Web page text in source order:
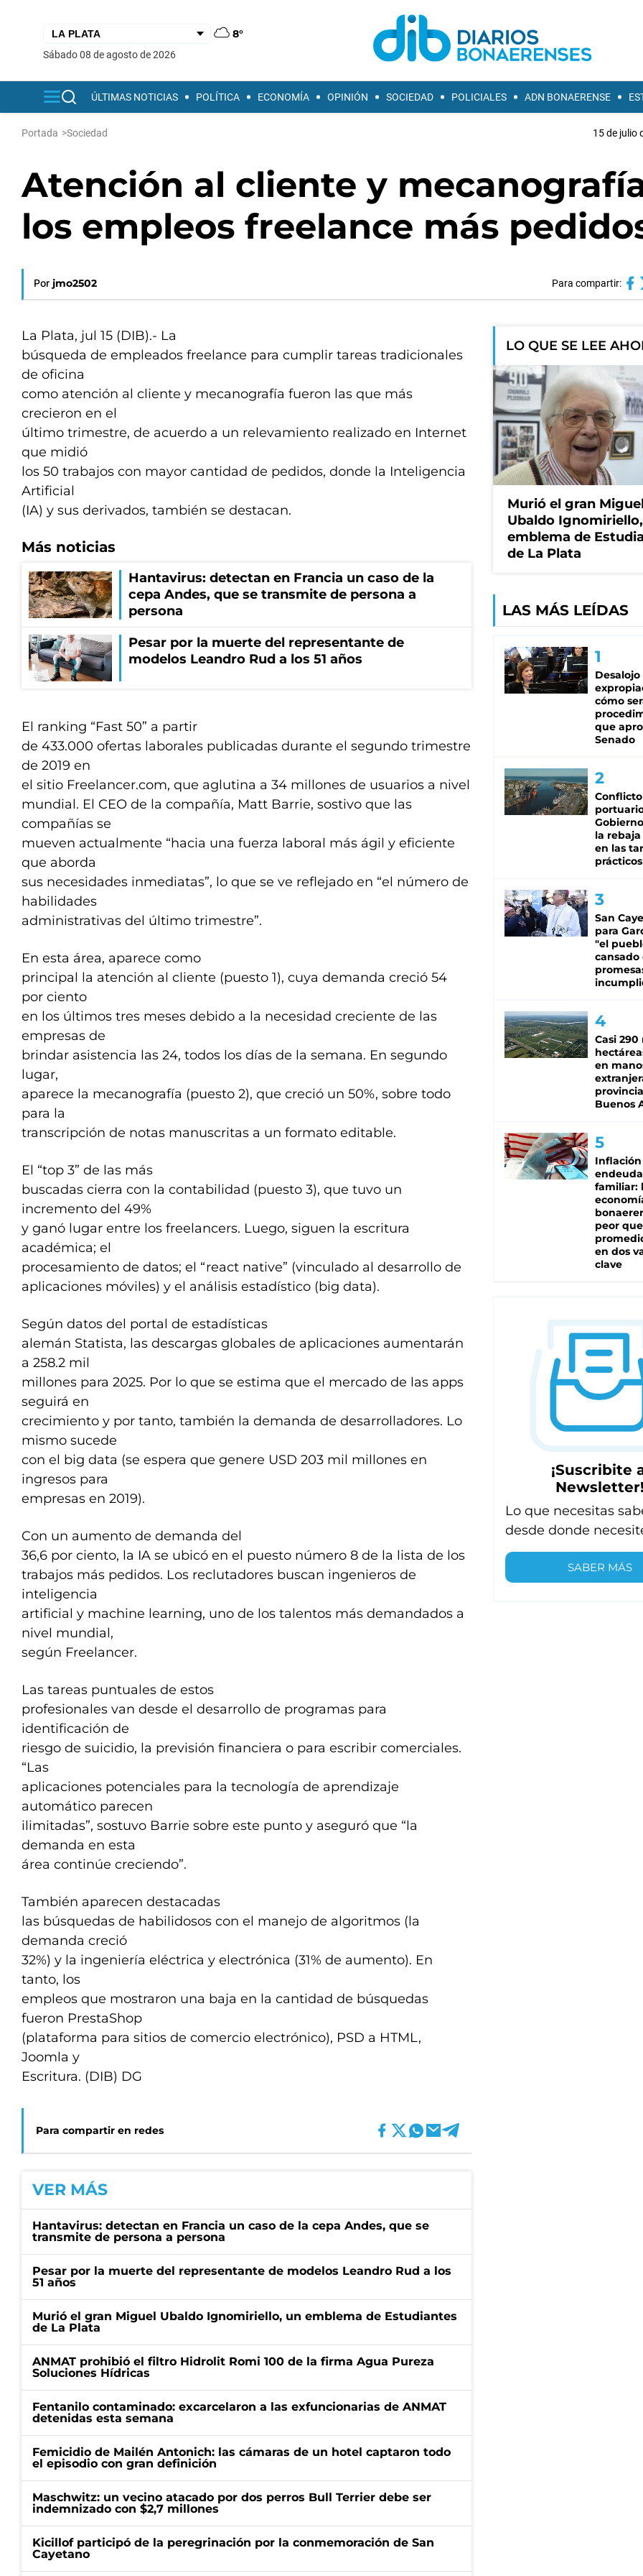
8°
sábado 08 de agosto de 2026
ÚLTIMAS NOTICIAS POLÍTICA ECONOMÍA OPINIÓN SOCIEDAD POLICIALES ADN BONAERENSE
Portada >Sociedad 15 de julio
Atención al cliente y
los empleos freelance más
Por jmo2502 Para compartir:
La Plata, jul 15 (DIB).- La
búsqueda de empleados freelance para cumplir tareas tradicionales
de oficina
como atención al cliente y mecanografía fueron las que más
crecieron en el
último trimestre, de acuerdo a un relevamiento realizado en Internet
que midió
los 50 trabajos con mayor cantidad de pedidos, donde la Inteligencia
Artificial
(IA) y sus derivados, también se destacan.
Más noticias
Hantavirus: detectan en Francia un caso de la
cepa Andes, que se transmite de persona a
persona
Pesar por la muerte del representante de
modelos Leandro Rud a los 51 años
El ranking “Fast 50” a partir
de 433.000 ofertas laborales publicadas durante el segundo trimestre
de 2019 en
el sitio Freelancer.com, que aglutina a 34 millones de usuarios a nivel
mundial. El CEO de la compañía, Matt Barrie, sostivo que las
compañías se
mueven actualmente “hacia una fuerza laboral más ágil y eficiente
que aborda
sus necesidades inmediatas”, lo que se ve reflejado en “el número de
habilidades
administrativas del último trimestre”.
En esta área, aparece como
principal la atención al cliente (puesto 1), cuya demanda creció 54
por ciento
en los últimos tres meses debido a la necesidad creciente de las
empresas de
brindar asistencia las 24, todos los días de la semana. En segundo
lugar,
aparece la mecanografía (puesto 2), que creció un 50%, sobre todo
para la
transcripción de notas manuscritas a un formato editable.
El “top 3” de las más
buscadas cierra con la contabilidad (puesto 3), que tuvo un
incremento del 49%
y ganó lugar entre los freelancers. Luego, siguen la escritura
académica; el
procesamiento de datos; el “react native” (vinculado al desarrollo de
aplicaciones móviles) y el análisis estadístico (big data).
Según datos del portal de estadísticas
alemán Statista, las descargas globales de aplicaciones aumentarán
a 258.2 mil
millones para 2025. Por lo que se estima que el mercado de las apps
seguirá en
crecimiento y por tanto, también la demanda de desarrolladores. Lo
mismo sucede
con el big data (se espera que genere USD 203 mil millones en
ingresos para
empresas en 2019).
Con un aumento de demanda del
36,6 por ciento, la IA se ubicó en el puesto número 8 de la lista de los
trabajos más pedidos. Los reclutadores buscan ingenieros de
inteligencia
artificial y machine learning, uno de los talentos más demandados a
nivel mundial,
según Freelancer.
Las tareas puntuales de estos
profesionales van desde el desarrollo de programas para
identificación de
riesgo de suicidio, la previsión financiera o para escribir comerciales.
“Las
aplicaciones potenciales para la tecnología de aprendizaje
automático parecen
ilimitadas”, sostuvo Barrie sobre este punto y aseguró que “la
demanda en esta
área continúe creciendo”.
También aparecen destacadas
las búsquedas de habilidosos con el manejo de algoritmos (la
demanda creció
32%) y la ingeniería eléctrica y electrónica (31% de aumento). En
tanto, los
empleos que mostraron una baja en la cantidad de búsquedas
fueron PrestaShop
(plataforma para sitios de comercio electrónico), PSD a HTML,
Joomla y
Escritura. (DIB) DG
Para compartir en redes
VER MÁS
Hantavirus: detectan en Francia un caso de la cepa Andes, que se
transmite de persona a persona
Pesar por la muerte del representante de modelos Leandro Rud a los
51 años
Murió el gran Miguel Ubaldo Ignomiriello, un emblema de Estudiantes
de La Plata
ANMAT prohibió el filtro Hidrolit Romi 100 de la firma Agua Pureza
Soluciones Hídricas
Fentanilo contaminado: excarcelaron a las exfuncionarias de ANMAT
detenidas esta semana
Femicidio de Mailén Antonich: las cámaras de un hotel captaron todo
el episodio con gran definición
Maschwitz: un vecino atacado por dos perros Bull Terrier debe ser
indemnizado con $2,7 millones
Kicillof participó de la peregrinación por la conmemoración de San
Cayetano
LO QUE SE LEE
Murió el gran Miguel
Ubaldo
emblema de
de La Plata
LAS MÁS LEÍDAS
cómo
que
Senado
Conflicto
la rebaja
en las
prácticos
San
para
"el
cansado
Casi 290
en
Buenos
Inflación
familiar:
peor
en dos
clave
¡Suscribite
Newsletter!
Lo que necesitas
desde donde
SABER MÁS